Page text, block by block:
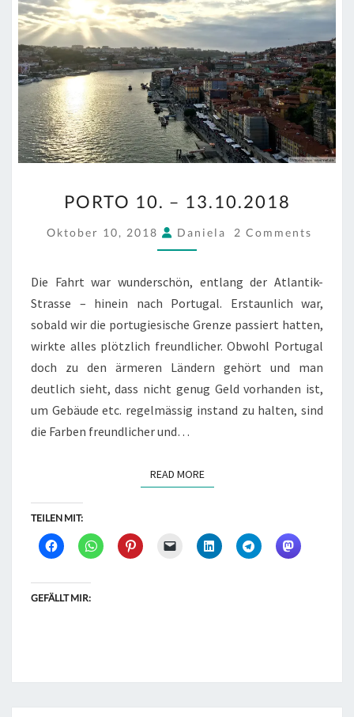
10.
–
13.10.2018
PORTO 10. – 13.10.2018
Oktober 10, 2018 Daniela COMMENTS
2 Comments
Die Fahrt war wunderschön, entlang der Atlantik-
Strasse – hinein nach Portugal. Erstaunlich war,
sobald wir die portugiesische Grenze passiert hatten,
wirkte alles plötzlich freundlicher. Obwohl Portugal
doch zu den ärmeren Ländern gehört und man
deutlich sieht, dass nicht genug Geld vorhanden ist,
um Gebäude etc. regelmässig instand zu halten, sind
die Farben freundlicher und…
READ MOREREAD MORE
TEILEN MIT:
GEFÄLLT MIR: